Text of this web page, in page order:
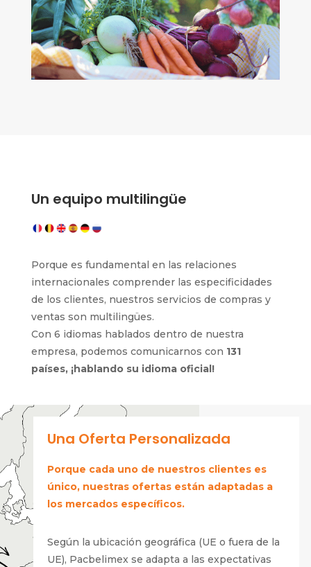
Un equipo multilingüe
Porque es fundamental en las relaciones
internacionales comprender las especificidades
de los clientes, nuestros servicios de compras y
ventas son multilingües.
Con 6 idiomas hablados dentro de nuestra
empresa, podemos comunicarnos con 131
países, ¡hablando su idioma oficial!
Una Oferta Personalizada
Porque cada uno de nuestros clientes es
único, nuestras ofertas están adaptadas a
los mercados específicos.
Según la ubicación geográfica (UE o fuera de la
UE), Pacbelimex se adapta a las expectativas